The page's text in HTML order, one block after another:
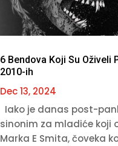
6 Bendova Koji Su Oživeli
2010-ih
Dec 13, 2024
Iako je danas post-
sinonim za mladiće koji
Marka E Smita, čoveka